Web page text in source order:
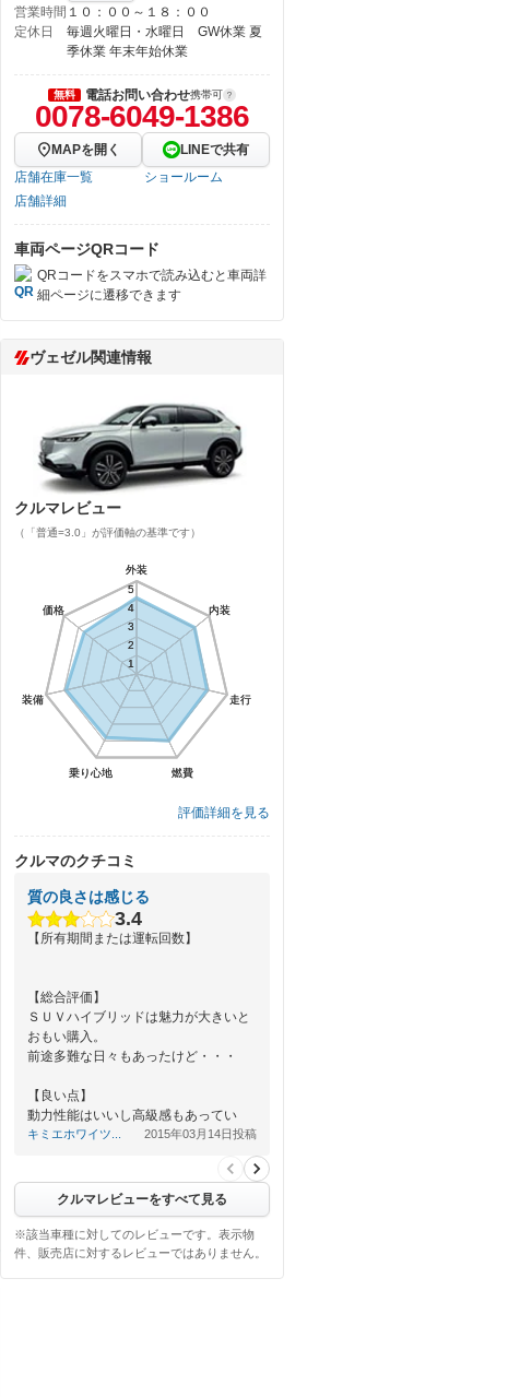
営業時間 １０：００～１８：００
定休日
毎週火曜日・水曜日 GW休業 夏
季休業 年末年始休業
無料 電話お問い合わせ携帯可
0078-6049-1386
MAPを開く
LINEで共有
店舗在庫一覧
ショールーム
店舗詳細
車両ページQRコード
QRコードをスマホで読み込むと車両詳
細ページに遷移できます
ヴェゼル関連情報
クルマレビュー
（「普通=3.0」が評価軸の基準です）
外装
内装
走行
燃費
乗り心地
装備
価格
1
2
3
4
5
外装
内装
走行
燃費
乗り心地
装備
価格
1
2
3
4
5
評価詳細を見る
クルマのクチコミ
質の良さは感じる
3.4
【所有期間または運転回数】
【総合評価】
ＳＵＶハイブリッドは魅力が大きいと
おもい購入。
前途多難な日々もあったけど・・・
【良い点】
動力性能はいいし高級感もあってい
い、
【悪い点】
最初…
キミエホワイツ... 2015年03月14日投稿
クルマレビューをすべて見る
※該当車種に対してのレビューです。表示物
件、販売店に対するレビューではありません。